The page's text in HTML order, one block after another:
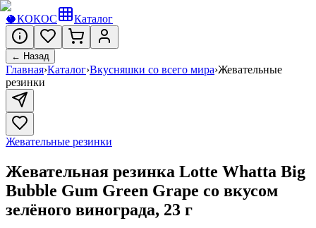
🥥КОКОС Каталог
← Назад
Главная›Каталог›Вкусняшки со всего мира›Жевательные
резинки
Жевательные резинки
Жевательная резинка Lotte Whatta Big
Bubble Gum Green Grape со вкусом
зелёного винограда, 23 г